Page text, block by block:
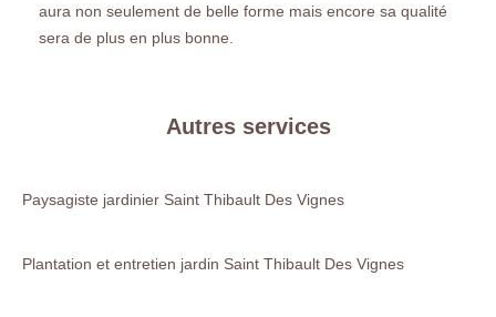
aura non seulement de belle forme mais encore sa qualité
sera de plus en plus bonne.
Autres services
Paysagiste jardinier Saint Thibault Des Vignes
Plantation et entretien jardin Saint Thibault Des Vignes